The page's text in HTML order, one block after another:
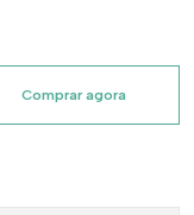
Comprar agora